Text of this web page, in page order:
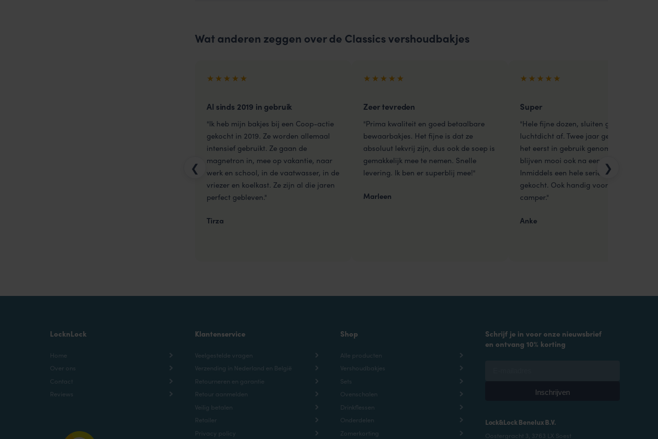
Wat anderen zeggen over de Classics vershoudbakjes
❮ ❯
★★★★★
Al sinds 2019 in gebruik
"Ik heb mijn bakjes bij een Coop-actie
gekocht in 2019. Ze worden allemaal
intensief gebruikt. Ze gaan de
magnetron in, mee op vakantie, naar
werk en school, in de vaatwasser, in de
vriezer en koelkast. Ze zijn al die jaren
perfect gebleven."
Tirza
★★★★★
Zeer tevreden
"Prima kwaliteit en goed betaalbare
bewaarbakjes. Het fijne is dat ze
absoluut lekvrij zijn, dus ook de soep is
gemakkelijk mee te nemen. Snelle
levering. Ik ben er superblij mee!"
Marleen
★★★★★
Super
"Hele fijne dozen, sluiten goed
luchtdicht af. Twee jaar geleden voor
het eerst in gebruik genomen, ze
blijven mooi ook na een vaatwasser.
Inmiddels een hele serie als aanvulling
gekocht. Ook handig voor in de
camper."
Anke
LocknLock
Home
Over ons
Contact
Reviews
Klantenservice
Veelgestelde vragen
Verzending in Nederland en België
Retourneren en garantie
Retour aanmelden
Veilig betalen
Retailer
Privacy policy
Shop
Alle producten
Vershoudbakjes
Sets
Ovenschalen
Drinkflessen
Onderdelen
Zomerkorting
Schrijf je in voor onze nieuwsbrief
en ontvang 10% korting
Lock&Lock Benelux B.V.
Oostergracht 3, 3763 LX Soest